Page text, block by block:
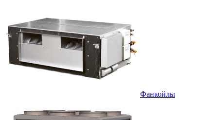
Фанкойлы